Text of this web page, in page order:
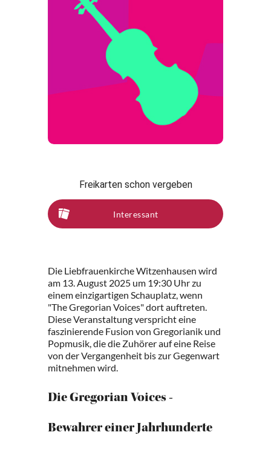
Freikarten schon vergeben
Interessant
Die Liebfrauenkirche Witzenhausen wird
am 13. August 2025 um 19:30 Uhr zu
einem einzigartigen Schauplatz, wenn
"The Gregorian Voices" dort auftreten.
Diese Veranstaltung verspricht eine
faszinierende Fusion von Gregorianik und
Popmusik, die die Zuhörer auf eine Reise
von der Vergangenheit bis zur Gegenwart
mitnehmen wird.
Die Gregorian Voices -
Bewahrer einer Jahrhunderte